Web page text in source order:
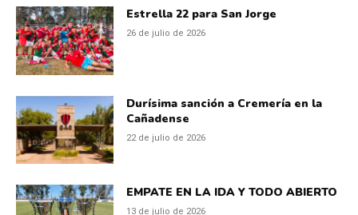
Estrella 22 para San Jorge
26 de julio de 2026
Durísima sanción a Cremería en la
Cañadense
22 de julio de 2026
EMPATE EN LA IDA Y TODO ABIERTO
13 de julio de 2026